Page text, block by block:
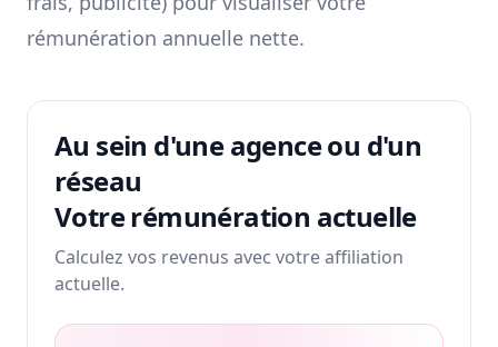
rémunération annuelle nette.
Au sein d'une agence ou d'un
réseau
Votre rémunération actuelle
Calculez vos revenus avec votre affiliation
actuelle.